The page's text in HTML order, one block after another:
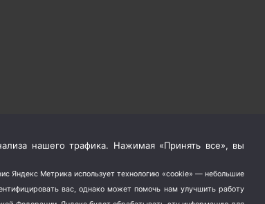
нашего трафика. Нажимая «Принять все», вы
Яндекс Метрика использует технологию «cookie» — небольшие
вас, однако может помочь нам улучшить работу